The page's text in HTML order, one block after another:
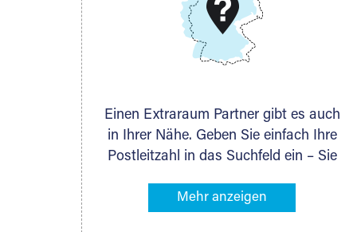
DMG Aktiengesellschaft
Schieferstein 11A
Einen Extraraum Partner gibt es auch
in Ihrer Nähe. Geben Sie einfach Ihre
Postleitzahl in das Suchfeld ein – Sie
Partners mit Lagermöglichkeiten in